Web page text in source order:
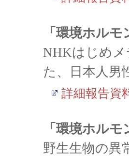
「環境ホル
NHKはじめ
た、日本人男
詳細報告資
「環境ホル
野生生物の異